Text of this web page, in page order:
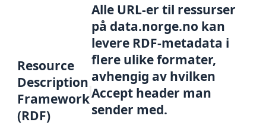
Resource
Description
Framework
(RDF)
Alle URL-er til ressurser
på data.norge.no kan
levere RDF-metadata i
flere ulike formater,
avhengig av hvilken
Accept header man
sender med.